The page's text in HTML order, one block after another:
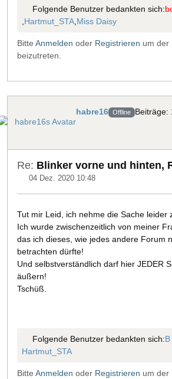
Folgende Benutzer bedankten sich:
,Hartmut_STA,Miss Daisy
Bitte Anmelden oder Registrieren um der
beizutreten.
habre16 Offline Beiträge:
Re: Blinker vorne und hinten,
04 Dez. 2020 10:48
Tut mir Leid, ich nehme die Sache leider
Ich wurde zwischenzeitlich von meiner
das ich dieses, wie jedes andere Forum
betrachten dürfte!
Und selbstverständlich darf hier JEDER
äußern!
Tschüß.
Folgende Benutzer bedankten sich:
Hartmut_STA
Bitte Anmelden oder Registrieren um der